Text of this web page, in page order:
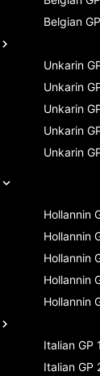
Belgian GP
Unkarin
Unkarin
Unkarin
Unkarin
Unkarin
Hollannin
Hollannin
Hollannin
Hollannin
Hollannin
Italian GP
Italian GP